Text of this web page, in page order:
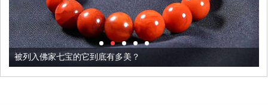
被列入佛家七宝的它到底有多美？